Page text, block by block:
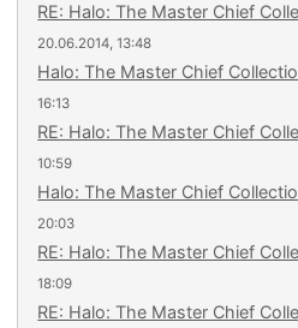
RE: Halo: The Master Chief
20.06.2014, 13:48
Halo: The Master Chief
16:13
RE: Halo: The Master Chief
10:59
Halo: The Master Chief
20:03
RE: Halo: The Master Chief
18:09
RE: Halo: The Master Chief